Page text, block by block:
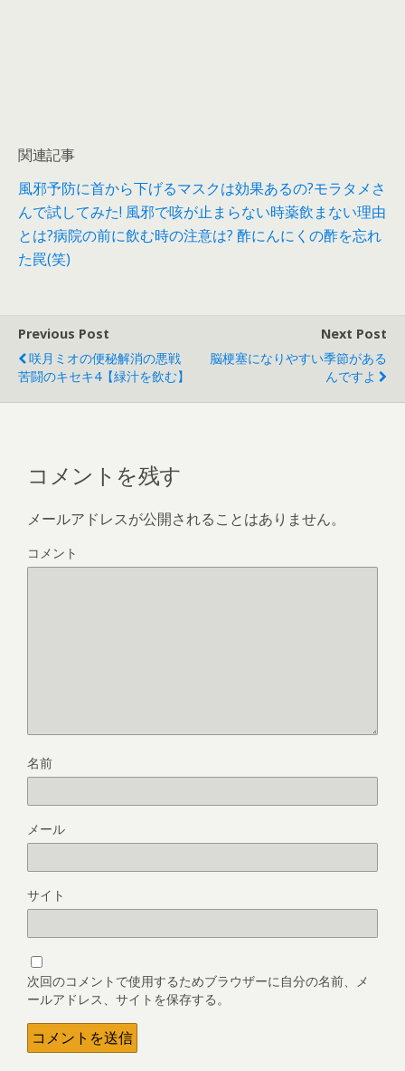
関連記事
風邪予防に首から下げるマスクは効果あるの?モラタメさ
んで試してみた! 風邪で咳が止まらない時薬飲まない理由
とは?病院の前に飲む時の注意は? 酢にんにくの酢を忘れ
た罠(笑)
Previous Post
咲月ミオの便秘解消の悪戦
苦闘のキセキ4【緑汁を飲む】
Next Post
脳梗塞になりやすい季節がある
んですよ
コメントを残す
メールアドレスが公開されることはありません。
コメント
名前
メール
サイト
次回のコメントで使用するためブラウザーに自分の名前、メ
ールアドレス、サイトを保存する。